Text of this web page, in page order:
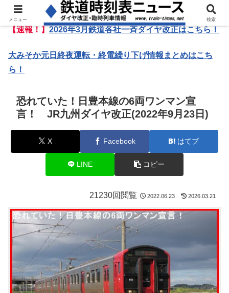
【速報！】2026年3月鉄道各社一斉ダイヤ改正はこちら！
大みそか元日終夜運転・終電繰り下げ情報まとめはこち
ら！
恐れていた！日豊本線の6両ワンマン宣
言！ JR九州ダイヤ改正(2022年9月23日)
X Facebook はてブ
LINE コピー
21230回閲覧 2022.06.23 2026.03.21
メニュー 検索